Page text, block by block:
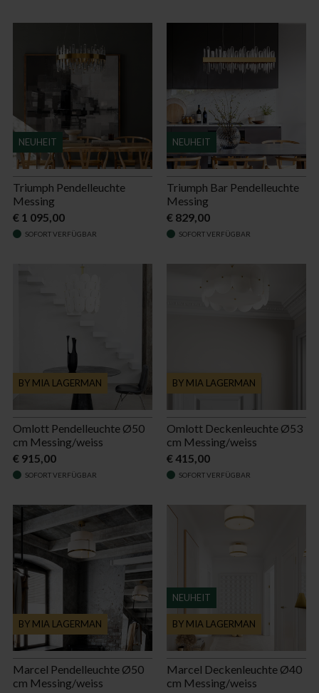
NEUHEIT
Triumph Pendelleuchte
Messing
€ 1 095,00
SOFORT VERFÜGBAR
NEUHEIT
Triumph Bar Pendelleuchte
Messing
€ 829,00
SOFORT VERFÜGBAR
BY MIA LAGERMAN
Omlott Pendelleuchte Ø50
cm Messing/weiss
€ 915,00
SOFORT VERFÜGBAR
BY MIA LAGERMAN
Omlott Deckenleuchte Ø53
cm Messing/weiss
€ 415,00
SOFORT VERFÜGBAR
BY MIA LAGERMAN
Marcel Pendelleuchte Ø50
cm Messing/weiss
NEUHEIT
BY MIA LAGERMAN
Marcel Deckenleuchte Ø40
cm Messing/weiss